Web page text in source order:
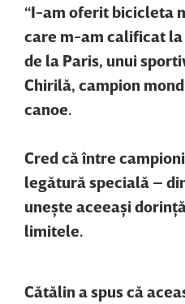
“I-am oferit bicicleta
care m-am calificat
de la Paris, unui
Chirilă, campion
canoe.
Cred că între
legătură specială –
uneşte aceeaşi
limitele.
Cătălin a spus că